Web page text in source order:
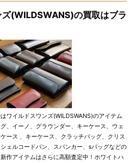
ズ(WILDSWANS)の買取はブラ
ワイルドスワンズ(WILDSWANS)のアイテム
、イーノ、グラウンダー、キーケース、ウェ
ース 、キーケース、クラッチバッグ、クリス
ェルコードバン、スパンカー、sバッグなどの
作アイテムはさらに高額査定中！ホワイトハ